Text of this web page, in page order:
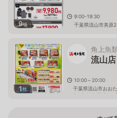
9枚
9:00-19:30
千葉県流山市美原
1枚
角上魚
流山店
10:00～20:00
千葉県流山市おお
S・C ANNEX2 １